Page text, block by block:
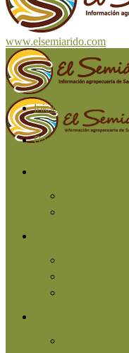
www.elsemiarido.com
Inicio
San Luis